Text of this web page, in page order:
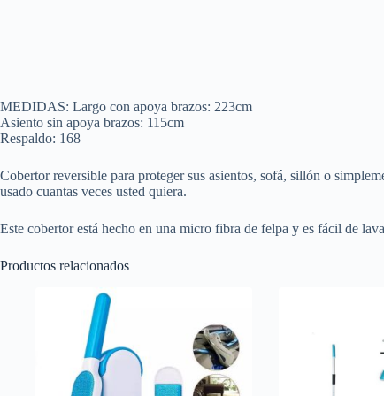
MEDIDAS: Largo con apoya brazos: 223cm
Asiento sin apoya brazos: 115cm
Respaldo: 168
Cobertor reversible para proteger sus asientos, sofá, sillón o
usado cuantas veces usted quiera.
Este cobertor está hecho en una micro fibra de felpa y es fácil de
Productos relacionados